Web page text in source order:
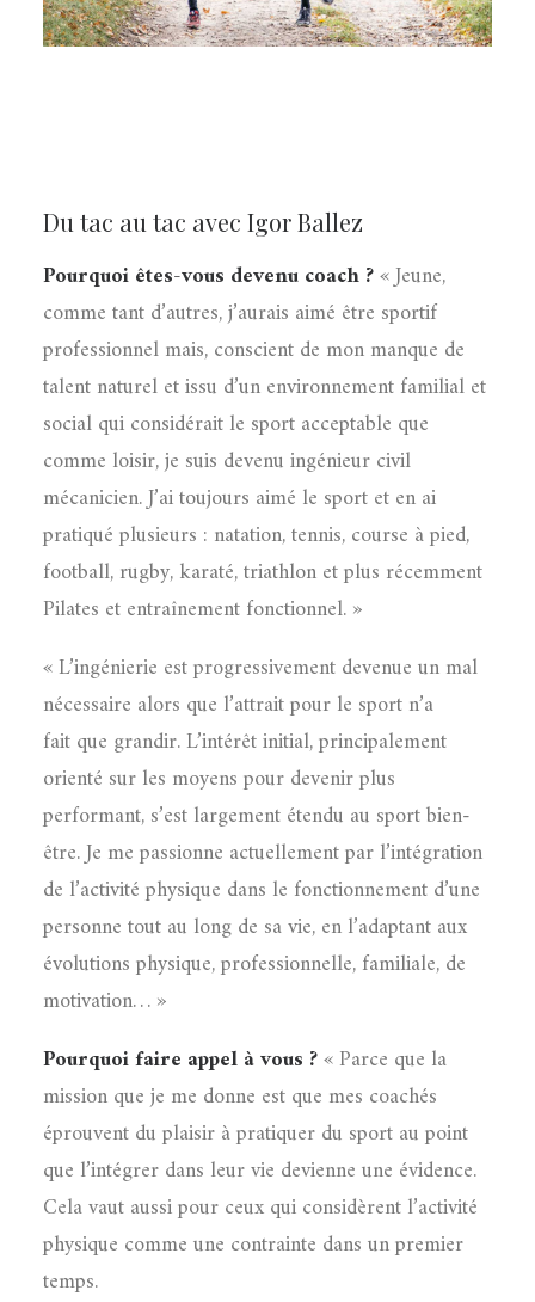
Du tac au tac avec Igor Ballez
Pourquoi êtes-vous devenu coach ?« Jeune,
comme tant d’autres, j’aurais aimé être sportif
professionnel mais, conscient de mon manque de
talent naturel et issu d’un environnement familial et
social qui considérait le sport acceptable que
comme loisir, je suis devenu ingénieur civil
mécanicien. J’ai toujours aimé le sport et en ai
pratiqué plusieurs : natation, tennis, course à pied,
football, rugby, karaté, triathlon et plus récemment
Pilates et entraînement fonctionnel. »
« L’ingénierie est progressivement devenue un mal
nécessaire alors que l’attrait pour le sport n’a
fait que grandir. L’intérêt initial, principalement
orienté sur les moyens pour devenir plus
performant, s’est largement étendu au sport bien-
être. Je me passionne actuellement par l’intégration
de l’activité physique dans le fonctionnement d’une
personne tout au long de sa vie, en l’adaptant aux
évolutions physique, professionnelle, familiale, de
motivation… »
Pourquoi faire appel à vous ?« Parce que la
mission que je me donne est que mes coachés
éprouvent du plaisir à pratiquer du sport au point
que l’intégrer dans leur vie devienne une évidence.
Cela vaut aussi pour ceux qui considèrent l’activité
physique comme une contrainte dans un premier
temps.